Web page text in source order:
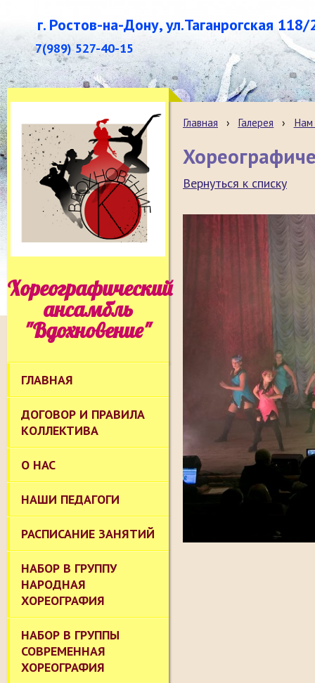
г. Ростов-на-Дону, ул.Таганрогская 118/
7(989) 527-40-15
Хореографический
ансамбль
"Вдохновение"
ГЛАВНАЯ
ДОГОВОР И ПРАВИЛА
КОЛЛЕКТИВА
О НАС
НАШИ ПЕДАГОГИ
РАСПИСАНИЕ ЗАНЯТИЙ
НАБОР В ГРУППУ
НАРОДНАЯ
ХОРЕОГРАФИЯ
НАБОР В ГРУППЫ
СОВРЕМЕННАЯ
ХОРЕОГРАФИЯ
Главная › Галерея › Нам
Вернуться к списку